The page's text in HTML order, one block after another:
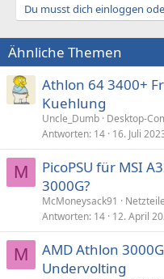
Du musst dich einloggen
Ähnliche Themen
Athlon 64 3400+
Kuehlung
Uncle_Dumb Desktop-
Antworten 14 16. Juli
M
PicoPSU für MSI
3000G?
McMoneysack91
Netzteile
Antworten 14 12. April
M
AMD Athlon
Undervolting